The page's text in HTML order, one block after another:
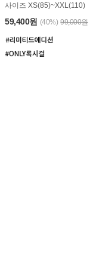
사이즈 XS(85)~XXL(110)
59,400원 (40%) 99,000원